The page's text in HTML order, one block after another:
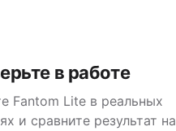
в работе
Fantom Lite в реальных
и сравните результат на